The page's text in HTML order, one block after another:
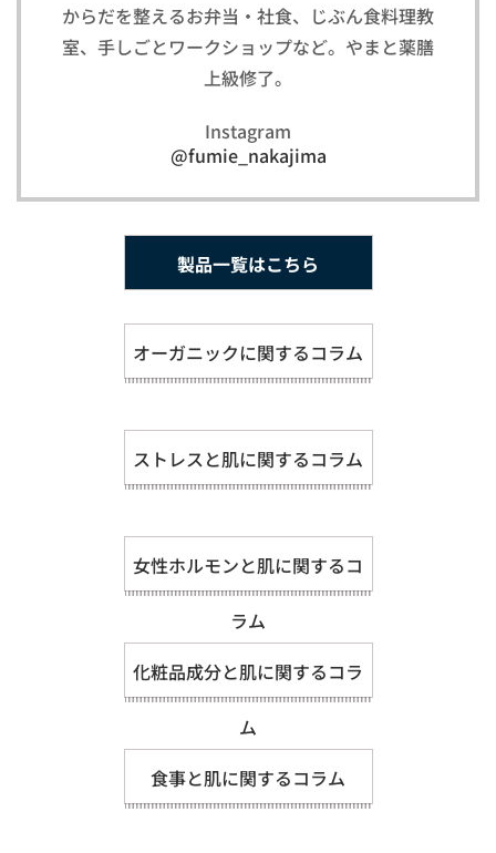
からだを整えるお弁当・社食、じぶん食料理教
室、手しごとワークショップなど。やまと薬膳
上級修了。
Instagram
@fumie_nakajima
製品一覧はこちら
オーガニックに関するコラム
ストレスと肌に関するコラム
女性ホルモンと肌に関するコ
ラム
化粧品成分と肌に関するコラ
ム
食事と肌に関するコラム